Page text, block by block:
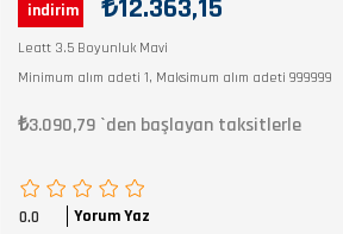
₺12.363,15
Leatt 3.5 Boyunluk Mavi
Minimum alım adeti 1, Maksimum alım adeti 999999
₺3.090,79 `den başlayan taksitlerle
0.0 Yorum Yaz